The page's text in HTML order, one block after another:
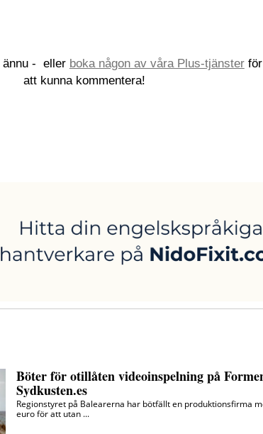
- eller boka någon av våra Plus-tjänsterför
att kunna kommentera!